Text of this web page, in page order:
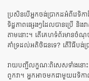
ប្រសិនបើអ្នកចង់ប្រាកដអំពីវេទិ
ទិដ្ឋភាពផ្សេងៗដែលបានប្រើ
តាមនោះ។ តើគេហទំព័រមានចំណុច
គាំទ្រដល់អតិថិជនទេ? តើវិធីបង់
រាយបញ្ជីលក្ខណៈពិសេសទាំងន
ពួកវា។ អ្នកអាចមកជាមួយវេ